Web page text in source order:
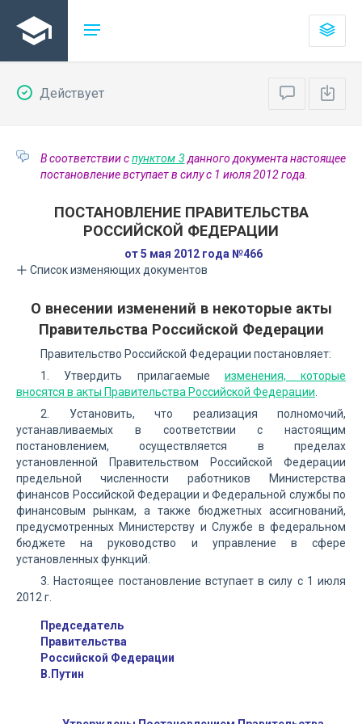
Действует
В соответствии спунктом 3 данного документа настоящее
постановление вступает в силу с 1 июля 2012 года.
ПОСТАНОВЛЕНИЕ ПРАВИТЕЛЬСТВА
РОССИЙСКОЙ ФЕДЕРАЦИИ
от 5 мая 2012 года №466
Список изменяющих документов
О внесении изменений в некоторые акты
Правительства Российской Федерации
Правительство Российской Федерации постановляет:
1. Утвердить прилагаемые изменения, которые
вносятся в акты Правительства Российской Федерации
2. Установить, что реализация полномочий,
устанавливаемых в соответствии с настоящим
постановлением, осуществляется в пределах
установленной Правительством Российской Федерации
предельной численности работников Министерства
финансов Российской Федерации и Федеральной службы по
финансовым рынкам, а также бюджетных ассигнований,
предусмотренных Министерству и Службе в федеральном
бюджете на руководство и управление в сфере
установленных функций.
3. Настоящее постановление вступает в силу с 1 июля
2012 г.
Председатель
Правительства
Российской Федерации
В.Путин